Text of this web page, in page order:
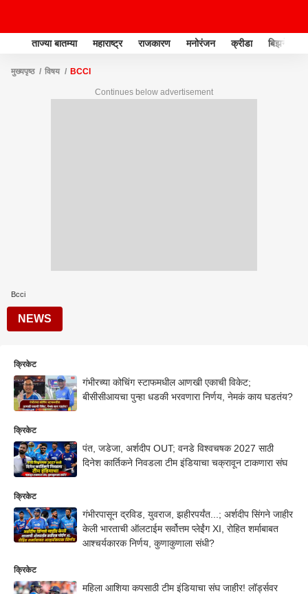
ताज्या बातम्या महाराष्ट्र राजकारण मनोरंजन क्रीडा बिझनेस
मुख्यपृष्ठ विषय BCCI
Continues below advertisement
Bcci
NEWS
क्रिकेट
गंभीरच्या कोचिंग स्टाफमधील आणखी एकाची विकेट;
बीसीसीआयचा पुन्हा धडकी भरवणारा निर्णय, नेमकं काय घडतंय?
क्रिकेट
पंत, जडेजा, अर्शदीप OUT; वनडे विश्वचषक 2027 साठी
दिनेश कार्तिकने निवडला टीम इंडियाचा चक्रावून टाकणारा संघ
क्रिकेट
गंभीरपासून द्रविड, युवराज, झहीरपर्यंत...; अर्शदीप सिंगने जाहीर
केली भारताची ऑलटाईम सर्वोत्तम प्लेईंग XI, रोहित शर्माबाबत
आश्चर्यकारक निर्णय, कुणाकुणाला संधी?
क्रिकेट
महिला आशिया कपसाठी टीम इंडियाचा संघ जाहीर! लॉर्ड्सवर